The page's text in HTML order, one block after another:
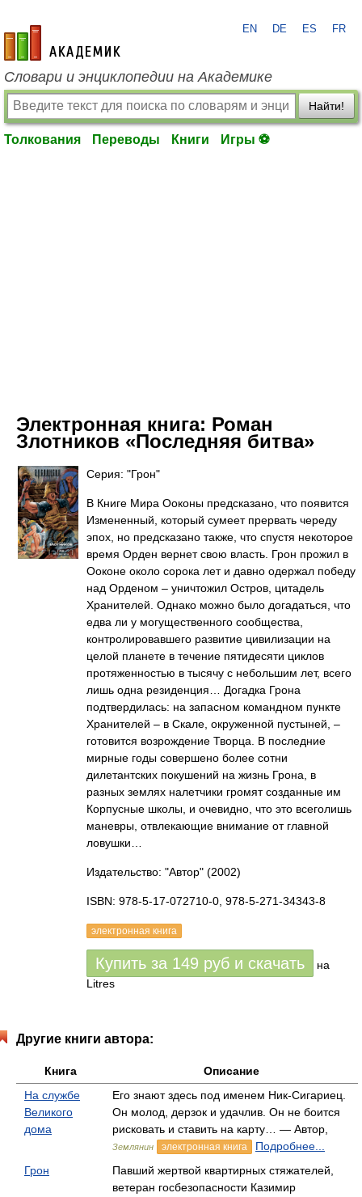
academic.ru
EN DE ES FR
Словари и энциклопедии на Академике
Найти!
Толкования Переводы Книги Игры ⚽
Электронная книга: Роман
Злотников «Последняя битва»
Серия: "Грон"
В Книге Мира Ооконы предсказано, что появится
Измененный, который сумеет прервать череду
эпох, но предсказано также, что спустя некоторое
время Орден вернет свою власть. Грон прожил в
Ооконе около сорока лет и давно одержал победу
над Орденом – уничтожил Остров, цитадель
Хранителей. Однако можно было догадаться, что
едва ли у могущественного сообщества,
контролировавшего развитие цивилизации на
целой планете в течение пятидесяти циклов
протяженностью в тысячу с небольшим лет, всего
лишь одна резиденция… Догадка Грона
подтвердилась: на запасном командном пункте
Хранителей – в Скале, окруженной пустыней, –
готовится возрождение Творца. В последние
мирные годы совершено более сотни
дилетантских покушений на жизнь Грона, в
разных землях налетчики громят созданные им
Корпусные школы, и очевидно, что это всеголишь
маневры, отвлекающие внимание от главной
ловушки…
Издательство: "Автор" (2002)
ISBN: 978-5-17-072710-0, 978-5-271-34343-8
электронная книга
Купить за 149 руб и скачать
на
Litres
Другие книги автора:
Книга
Описание
На службе
Великого
дома
Его знают здесь под именем Ник-Сигариец.
Он молод, дерзок и удачлив. Он не боится
рисковать и ставить на карту… — Автор,
Землянин электронная книга
Подробнее...
Грон
Павший жертвой квартирных стяжателей,
ветеран госбезопасности Казимир